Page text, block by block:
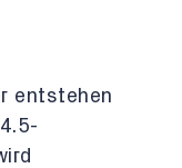
entstehen